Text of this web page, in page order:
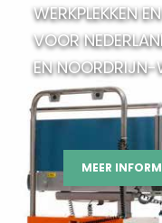
WERKPLEKKEN
VOOR
EN NOORDRIJN-
MEER